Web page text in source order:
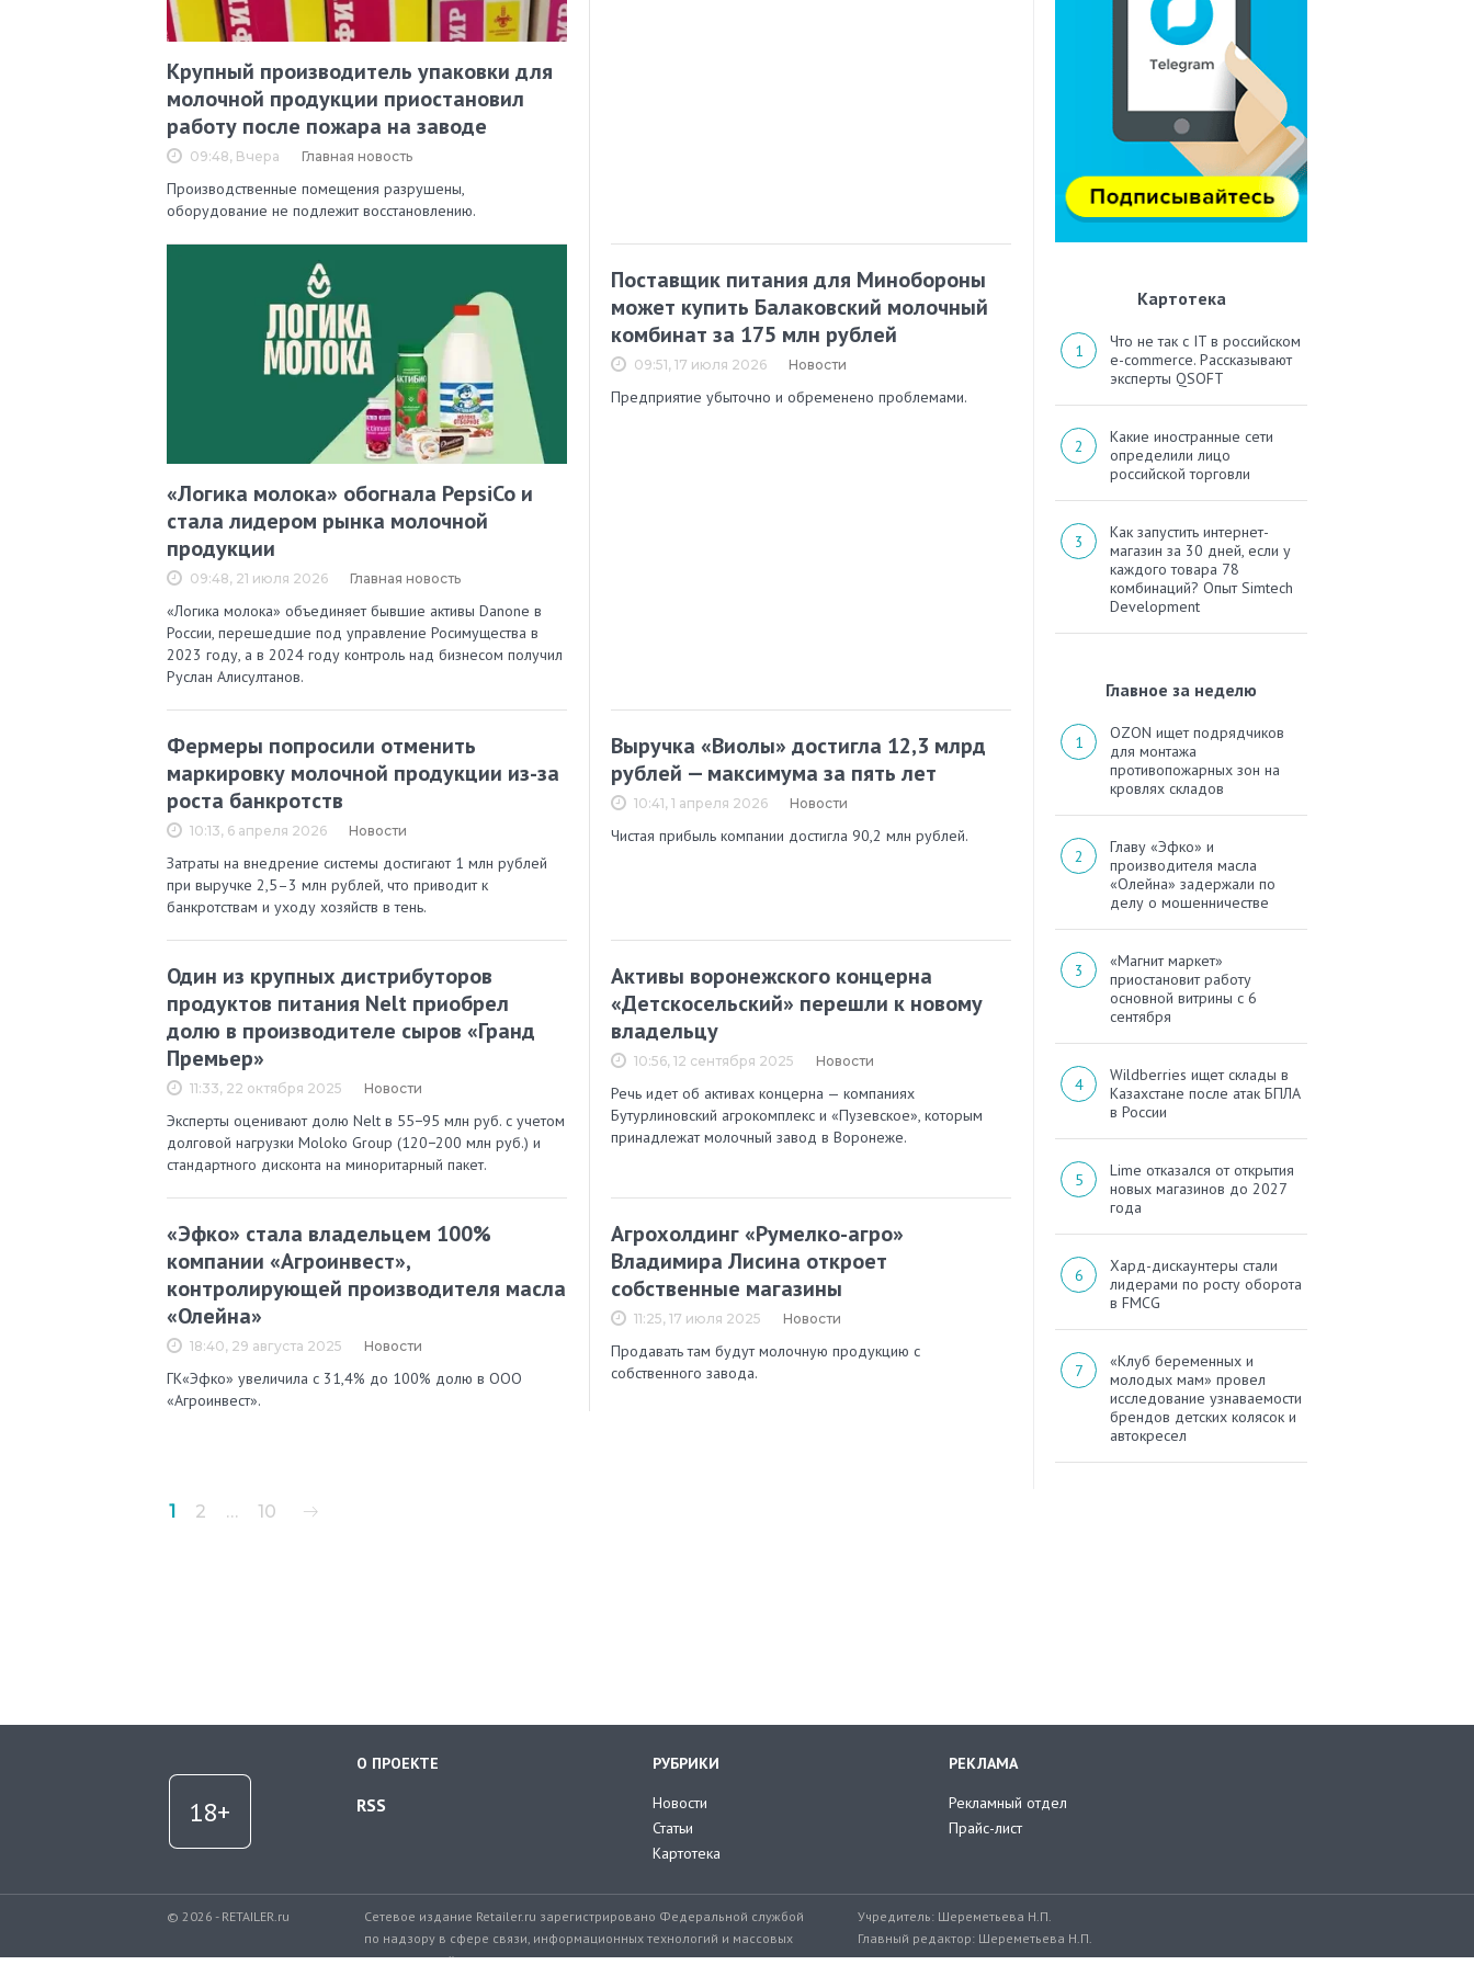
Крупный производитель упаковки для
молочной продукции приостановил
работу после пожара на заводе
09:48, Вчера Главная новость
Производственные помещения разрушены,
оборудование не подлежит восстановлению.
«Логика молока» обогнала PepsiCo и
стала лидером рынка молочной
продукции
09:48, 21 июля 2026 Главная новость
«Логика молока» объединяет бывшие активы Danone в
России, перешедшие под управление Росимущества в
2023 году, а в 2024 году контроль над бизнесом получил
Руслан Алисултанов.
Поставщик питания для Минобороны
может купить Балаковский молочный
комбинат за 175 млн рублей
09:51, 17 июля 2026 Новости
Предприятие убыточно и обременено проблемами.
Фермеры попросили отменить
маркировку молочной продукции из-за
роста банкротств
10:13, 6 апреля 2026 Новости
Затраты на внедрение системы достигают 1 млн рублей
при выручке 2,5–3 млн рублей, что приводит к
банкротствам и уходу хозяйств в тень.
Выручка «Виолы» достигла 12,3 млрд
рублей — максимума за пять лет
10:41, 1 апреля 2026 Новости
Чистая прибыль компании достигла 90,2 млн рублей.
Один из крупных дистрибуторов
продуктов питания Nelt приобрел
долю в производителе сыров «Гранд
Премьер»
11:33, 22 октября 2025 Новости
Эксперты оценивают долю Nelt в 55−95 млн руб. с учетом
долговой нагрузки Moloko Group (120−200 млн руб.) и
стандартного дисконта на миноритарный пакет.
Активы воронежского концерна
«Детскосельский» перешли к новому
владельцу
10:56, 12 сентября 2025 Новости
Речь идет об активах концерна — компаниях
Бутурлиновский агрокомплекс и «Пузевское», которым
принадлежат молочный завод в Воронеже.
«Эфко» стала владельцем 100%
компании «Агроинвест»,
контролирующей производителя масла
«Олейна»
18:40, 29 августа 2025 Новости
ГК«Эфко» увеличила с 31,4% до 100% долю в ООО
«Агроинвест».
Агрохолдинг «Румелко-агро»
Владимира Лисина откроет
собственные магазины
11:25, 17 июля 2025 Новости
Продавать там будут молочную продукцию с
собственного завода.
Пагинация
1 2 … 10
Картотека
Что не так с IT в российском
e-commerce. Рассказывают
эксперты QSOFT
Какие иностранные сети
определили лицо
российской торговли
Как запустить интернет-
магазин за 30 дней, если у
каждого товара 78
комбинаций? Опыт Simtech
Development
Главное за неделю
OZON ищет подрядчиков
для монтажа
противопожарных зон на
кровлях складов
Главу «Эфко» и
производителя масла
«Олейна» задержали по
делу о мошенничестве
«Магнит маркет»
приостановит работу
основной витрины с 6
сентября
Wildberries ищет склады в
Казахстане после атак БПЛА
в России
Lime отказался от открытия
новых магазинов до 2027
года
Хард-дискаунтеры стали
лидерами по росту оборота
в FMCG
«Клуб беременных и
молодых мам» провел
исследование узнаваемости
брендов детских колясок и
автокресел
О ПРОЕКТЕ
RSS
РУБРИКИ
Новости
Статьи
Картотека
РЕКЛАМА
Рекламный отдел
Прайс-лист
© 2026 - RETAILER.ru
Сетевое издание Retailer.ru зарегистрировано Федеральной службой
по надзору в сфере связи, информационных технологий и массовых
коммуникаций.
Учредитель: Шереметьева Н.П.
Главный редактор: Шереметьева Н.П.